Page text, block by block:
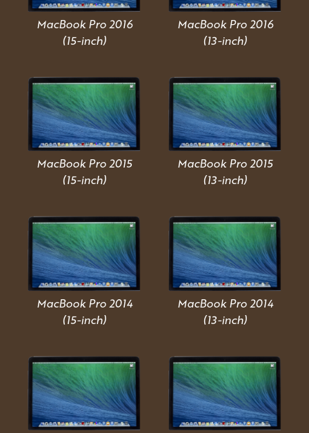
MacBook Pro 2016
(15-inch)
MacBook Pro 2016
(13-inch)
MacBook Pro 2015
(15-inch)
MacBook Pro 2015
(13-inch)
MacBook Pro 2014
(15-inch)
MacBook Pro 2014
(13-inch)